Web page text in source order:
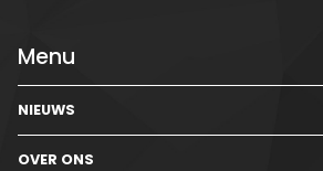
Menu
NIEUWS
OVER ONS